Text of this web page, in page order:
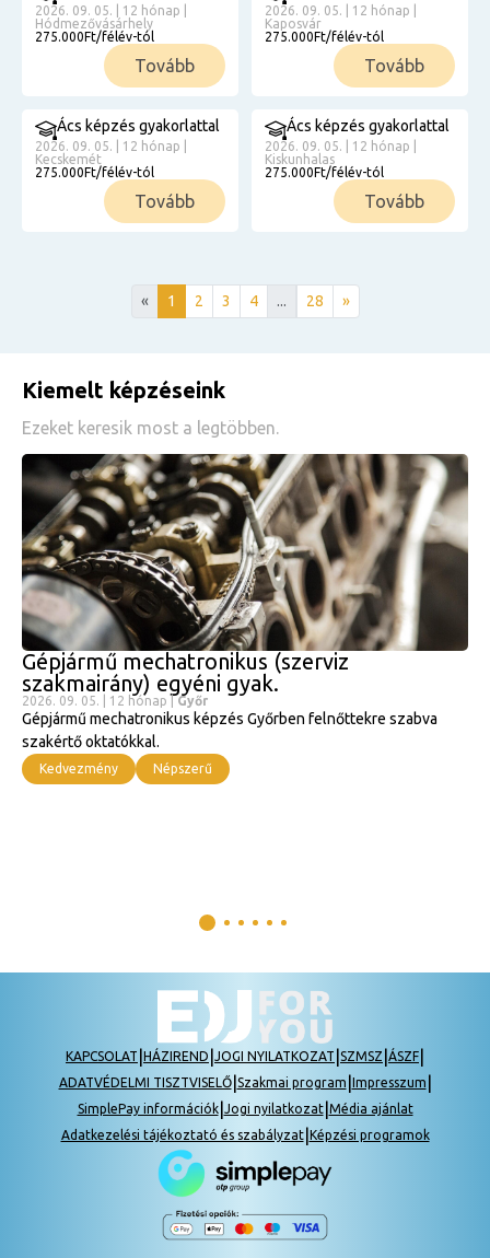
2026. 09. 05. | 12 hónap |
Hódmezővásárhely
275.000Ft/félév-tól
Tovább
2026. 09. 05. | 12 hónap |
Kaposvár
275.000Ft/félév-tól
Tovább
Ács képzés gyakorlattal
2026. 09. 05. | 12 hónap |
Kecskemét
275.000Ft/félév-tól
Tovább
Ács képzés gyakorlattal
2026. 09. 05. | 12 hónap |
Kiskunhalas
275.000Ft/félév-tól
Tovább
« 1 2 3 4 ... 28 »
Kiemelt képzéseink
Ezeket keresik most a legtöbben.
Gépjármű mechatronikus (szerviz
szakmairány) egyéni gyak.
2026. 09. 05. | 12 hónap |Győr
Gépjármű mechatronikus képzés Győrben felnőttekre szabva
szakértő oktatókkal.
Kedvezmény Népszerű
KAPCSOLAT HÁZIREND JOGI NYILATKOZAT SZMSZ ÁSZF
ADATVÉDELMI TISZTVISELŐ| Szakmai program Impresszum
SimplePay információk| Jogi nyilatkozat| Média ajánlat
Adatkezelési tájékoztató és szabályzat| Képzési programok